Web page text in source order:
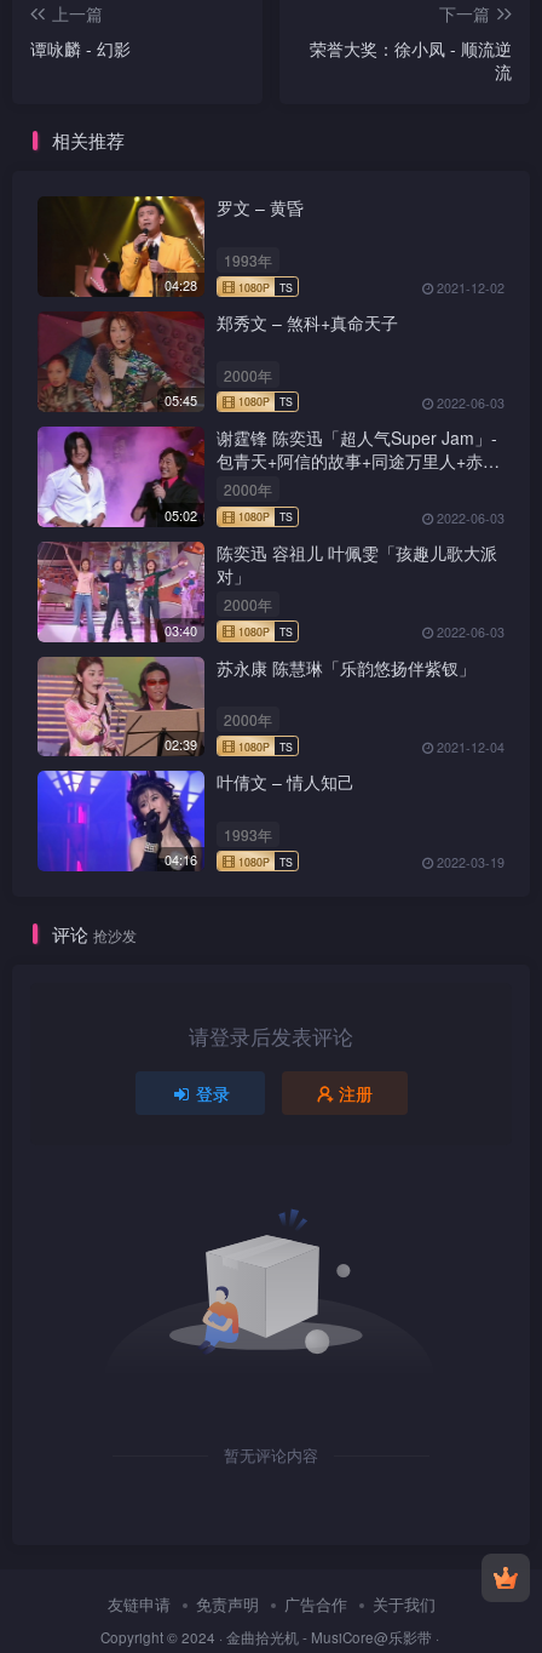
上一篇
谭咏麟 - 幻影
下一篇
荣誉大奖：徐小凤 - 顺流逆
流
相关推荐
04:28
罗文 – 黄昏
1993年
1080P
2021-12-02
05:45
郑秀文 – 煞科+真命天子
2000年
2022-06-03
05:02
谢霆锋 陈奕迅「超人气Super Jam」-
包青天+阿信的故事+同途万里人+赤的
疑惑+新鸳鸯蝴蝶梦+前程锦绣
2000年
1080P TS
2022-06-03
03:40
陈奕迅 容祖儿 叶佩雯「孩趣儿歌大派
对」
2000年
2022-06-03
02:39
苏永康 陈慧琳「乐韵悠扬伴紫钗」
2000年
1080P TS
2021-12-04
04:16
叶倩文 – 情人知己
1993年
2022-03-19
评论 抢沙发
请登录后发表评论
登录 注册
暂无评论内容
友链申请 免责声明 广告合作 关于我们
Copyright © 2024 · 金曲拾光机 - MusiCore@乐影带 ·